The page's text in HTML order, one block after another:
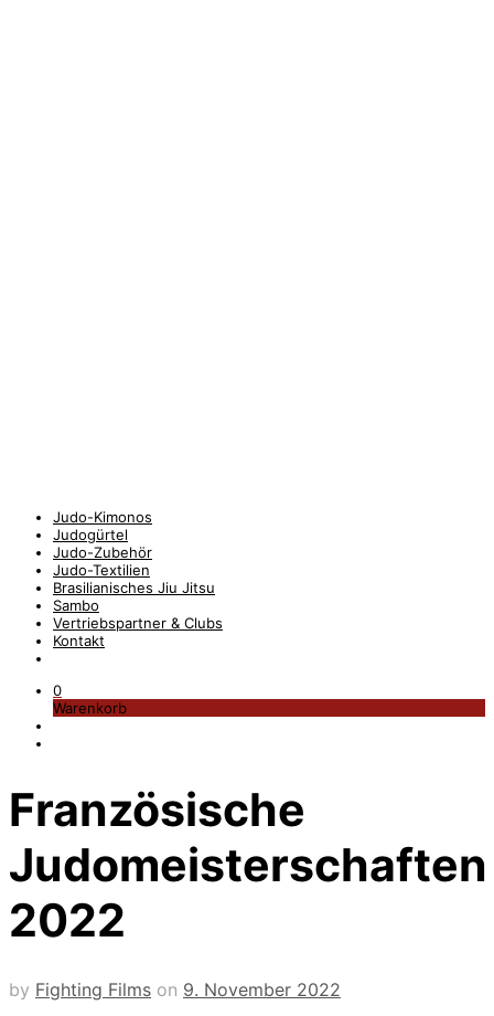
Judo-Kimonos
Judogürtel
Judo-Zubehör
Judo-Textilien
Brasilianisches Jiu Jitsu
Sambo
Vertriebspartner & Clubs
Kontakt
0
Warenkorb
Französische
Judomeisterschaften
2022
by Fighting Films on 9. November 2022